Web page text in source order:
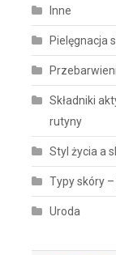
Inne
Pielęgnacja
Składniki
rutyny
Styl życia a
Typy skóry
Uroda